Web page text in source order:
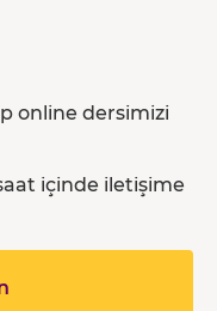
online dersimizi
içinde iletişime